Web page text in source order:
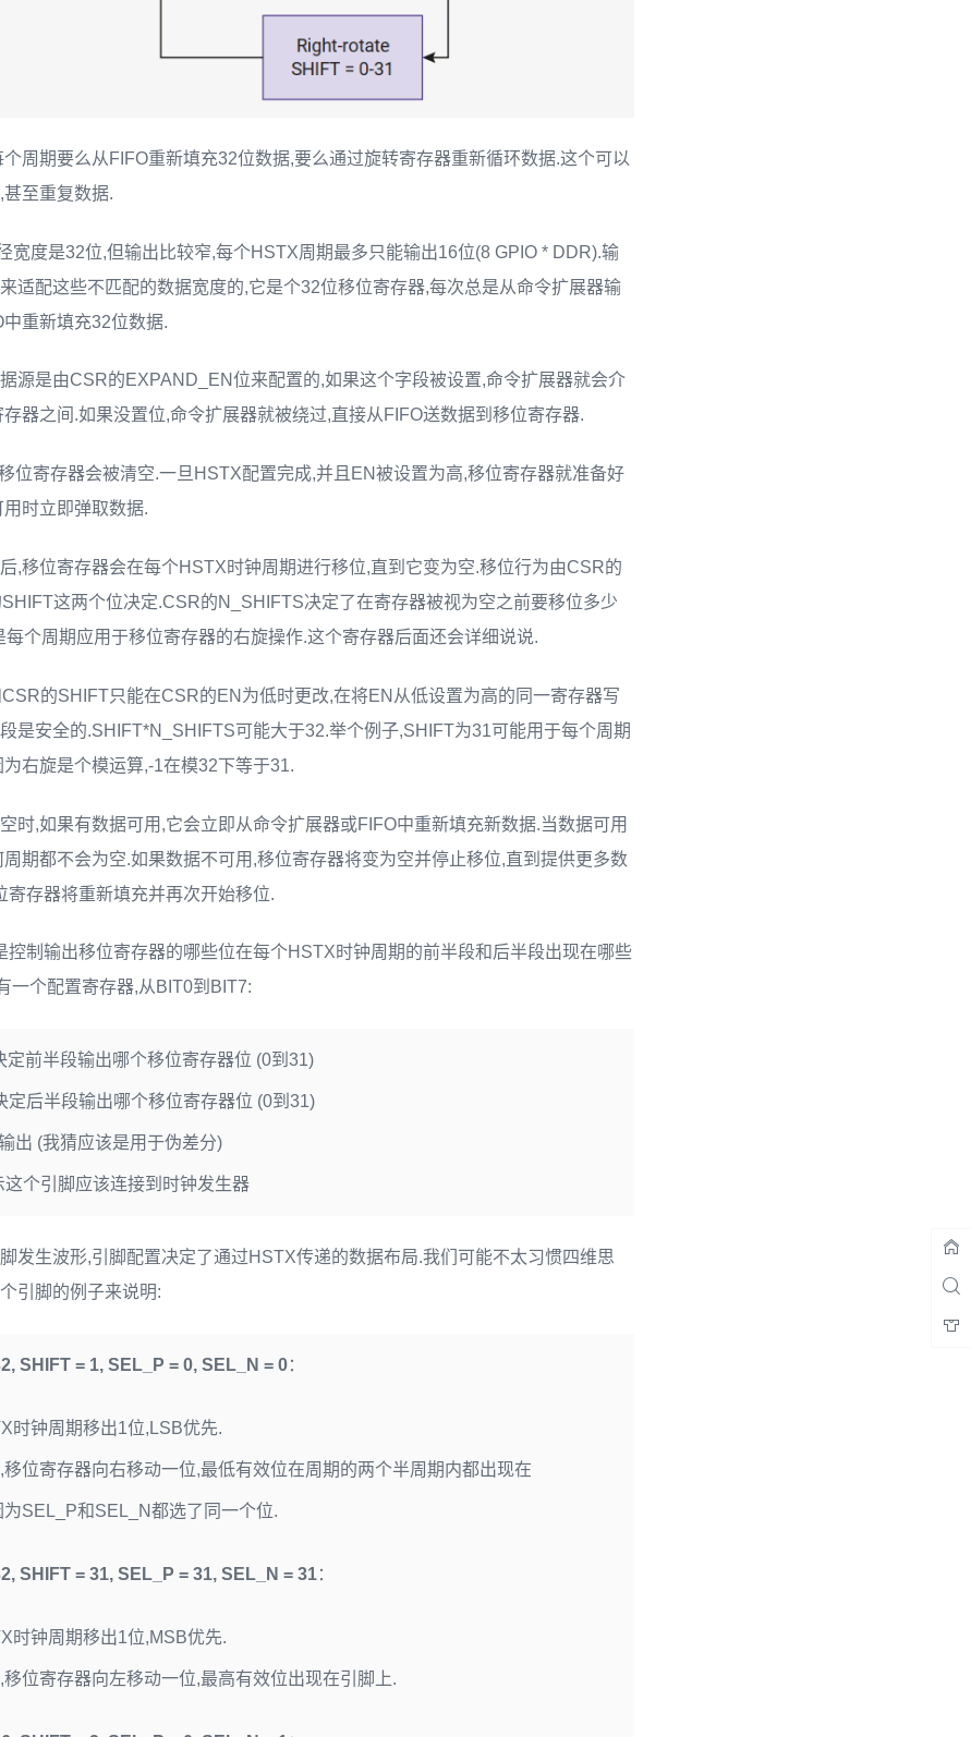
周期要么从FIFO重新填充32位数据,要么通过旋转寄存器重新循环数据.这个可以
至重复数据.
宽度是32位,但输出比较窄,每个HSTX周期最多只能输出16位(8 GPIO * DDR).输
适配这些不匹配的数据宽度的,它是个32位移位寄存器,每次总是从命令扩展器输
重新填充32位数据.
源是由CSR的EXPAND_EN位来配置的,如果这个字段被设置,命令扩展器就会介
器之间.如果没置位,命令扩展器就被绕过,直接从FIFO送数据到移位寄存器.
位寄存器会被清空.一旦HSTX配置完成,并且EN被设置为高,移位寄存器就准备好
时立即弹取数据.
,移位寄存器会在每个HSTX时钟周期进行移位,直到它变为空.移位行为由CSR的
这两个位决定.CSR的N_SHIFTS决定了在寄存器被视为空之前要移位多少
个周期应用于移位寄存器的右旋操作.这个寄存器后面还会详细说说.
的SHIFT只能在CSR的EN为低时更改,在将EN从低设置为高的同一寄存器写
是安全的.SHIFT*N_SHIFTS可能大于32.举个例子,SHIFT为31可能用于每个周期
右旋是个模运算,-1在模32下等于31.
时,如果有数据可用,它会立即从命令扩展器或FIFO中重新填充新数据.当数据可用
期都不会为空.如果数据不可用,移位寄存器将变为空并停止移位,直到提供更多数
寄存器将重新填充并再次开始移位.
控制输出移位寄存器的哪些位在每个HSTX时钟周期的前半段和后半段出现在哪些
一个配置寄存器,从BIT0到BIT7:
定前半段输出哪个移位寄存器位 (0到31)
定后半段输出哪个移位寄存器位 (0到31)
出 (我猜应该是用于伪差分)
这个引脚应该连接到时钟发生器
发生波形,引脚配置决定了通过HSTX传递的数据布局.我们可能不太习惯四维思
引脚的例子来说明:
SHIFT = 1, SEL_P = 0, SEL_N = 0：
时钟周期移出1位,LSB优先.
移位寄存器向右移动一位,最低有效位在周期的两个半周期内都出现在
为SEL_P和SEL_N都选了同一个位.
SHIFT = 31, SEL_P = 31, SEL_N = 31：
时钟周期移出1位,MSB优先.
位寄存器向左移动一位,最高有效位出现在引脚上.